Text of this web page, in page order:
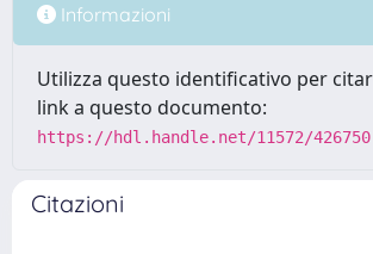
Informazioni
Utilizza questo identificativo per
link a questo documento:
https://hdl.handle.net/11572/426750
Citazioni